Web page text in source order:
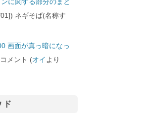
ネギそば(名称す
画面が真っ暗になっ
メント (オイ より
ド